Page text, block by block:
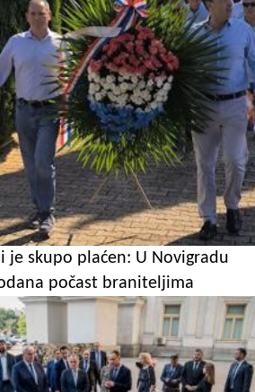
je skupo plaćen: U Novigradu
počast braniteljima